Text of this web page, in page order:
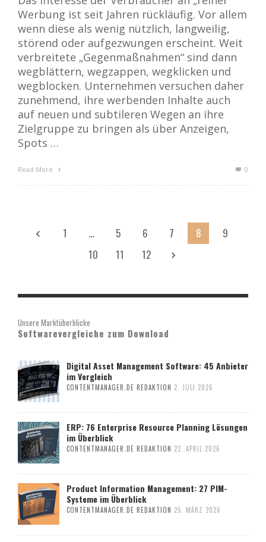
Werbung ist seit Jahren rückläufig. Vor allem
wenn diese als wenig nützlich, langweilig,
störend oder aufgezwungen erscheint. Weit
verbreitete „Gegenmaßnahmen“ sind dann
wegblättern, wegzappen, wegklicken und
wegblocken. Unternehmen versuchen daher
zunehmend, ihre werbenden Inhalte auch
auf neuen und subtileren Wegen an ihre
Zielgruppe zu bringen als über Anzeigen,
Spots …
Read More 0
1 … 5 6 7 8
9
10
11 12
Unsere Marktüberblicke
Softwarevergleiche zum Download
Digital Asset Management Software: 45 Anbieter
im Vergleich
CONTENTMANAGER.DE REDAKTION 2. JULI 2026
ERP: 76 Enterprise Resource Planning Lösungen
im Überblick
CONTENTMANAGER.DE REDAKTION 22. APRIL 2026
Product Information Management: 27 PIM-
Systeme im Überblick
CONTENTMANAGER.DE REDAKTION 25. MÄRZ 2026